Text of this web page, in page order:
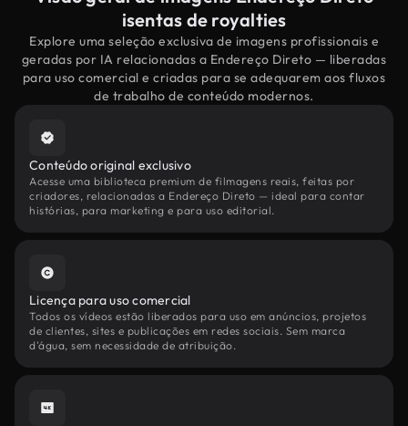
isentas de royalties
Explore uma seleção exclusiva de imagens profissionais e
geradas por IA relacionadas a Endereço Direto — liberadas
para uso comercial e criadas para se adequarem aos fluxos
de trabalho de conteúdo modernos.
Conteúdo original exclusivo
Acesse uma biblioteca premium de filmagens reais, feitas por
criadores, relacionadas a Endereço Direto — ideal para contar
histórias, para marketing e para uso editorial.
Licença para uso comercial
Todos os vídeos estão liberados para uso em anúncios, projetos
de clientes, sites e publicações em redes sociais. Sem marca
d'água, sem necessidade de atribuição.